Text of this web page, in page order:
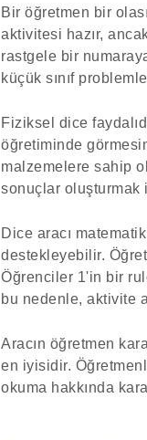
Bir öğretmen bir
aktivitesi hazır,
rastgele bir
küçük sınıf
Fiziksel dice
öğretiminde
malzemelere sahip
sonuçlar oluşturmak
Dice aracı
destekleyebilir.
Öğrenciler 1'in bir
bu nedenle, aktivite
Aracın öğretmen
en iyisidir.
okuma hakkında